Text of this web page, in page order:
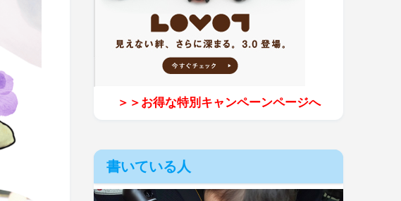
＞＞お得な特別キャンペーンページへ
書いている人